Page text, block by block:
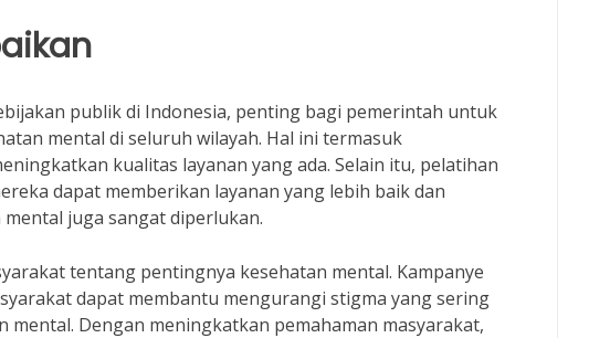
publik di Indonesia, penting bagi pemerintah untuk
mental di seluruh wilayah. Hal ini termasuk
kualitas layanan yang ada. Selain itu, pelatihan
dapat memberikan layanan yang lebih baik dan
juga sangat diperlukan.
tentang pentingnya kesehatan mental. Kampanye
dapat membantu mengurangi stigma yang sering
mental. Dengan meningkatkan pemahaman masyarakat,